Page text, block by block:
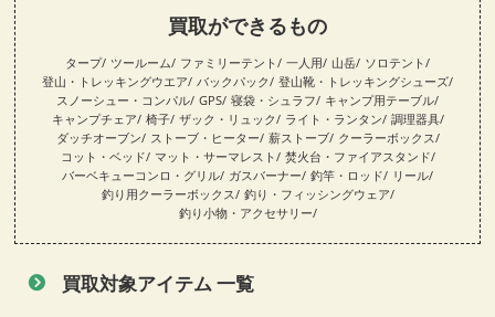
買取ができるもの
タープ ツールーム ファミリーテント 一人用 山岳 ソロテント
登山・トレッキングウエア バックパック
登山靴・トレッキングシューズ
スノーシュー・コンパル GPS 寝袋・シュラフ
キャンプ用テーブル
キャンプチェア 椅子 ザック・リュック ライト・ランタン 調理器具
ダッチオーブン
ストーブ・ヒーター 薪ストーブ
クーラーボックス
コット・ベッド
マット・サーマレスト
焚火台・ファイアスタンド
バーベキューコンロ・グリル ガスバーナー 釣竿・ロッド
リール
釣り用クーラーボックス 釣り・フィッシングウェア
釣り小物・アクセサリー
買取対象アイテム 一覧